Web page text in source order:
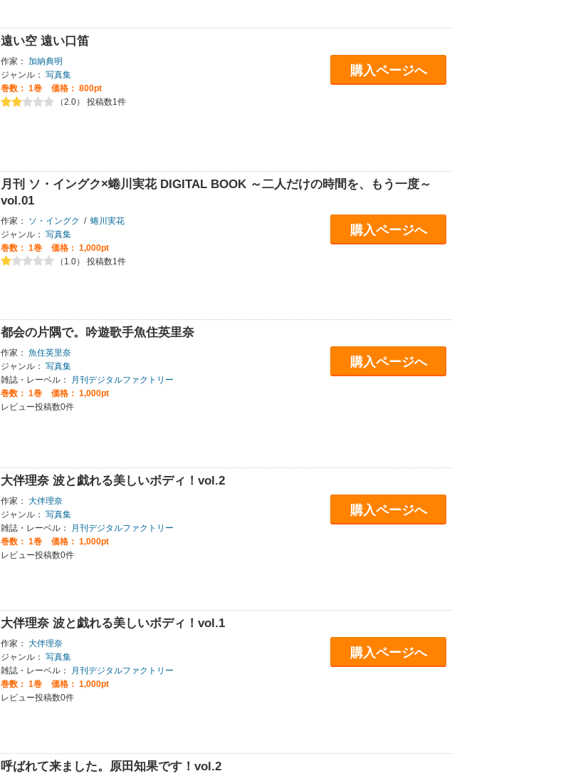
遠い空 遠い口笛
作家： 加納典明
ジャンル： 写真集
巻数： 1巻
価格： 800pt
（2.0） 投稿数1件
購入ページへ
月刊 ソ・イングク×蜷川実花 DIGITAL BOOK ～二人だけの時間を、もう一度～
vol.01
作家： ソ・イングク / 蜷川実花
ジャンル： 写真集
巻数： 1巻
価格： 1,000pt
（1.0） 投稿数1件
購入ページへ
都会の片隅で。吟遊歌手魚住英里奈
作家： 魚住英里奈
ジャンル： 写真集
雑誌・レーベル：
月刊デジタルファクトリー
巻数： 1巻
価格： 1,000pt
レビュー投稿数0件
購入ページへ
大伴理奈 波と戯れる美しいボディ！vol.2
作家： 大伴理奈
ジャンル： 写真集
雑誌・レーベル：
月刊デジタルファクトリー
巻数： 1巻
価格： 1,000pt
レビュー投稿数0件
購入ページへ
大伴理奈 波と戯れる美しいボディ！vol.1
作家： 大伴理奈
ジャンル： 写真集
雑誌・レーベル：
月刊デジタルファクトリー
巻数： 1巻
価格： 1,000pt
レビュー投稿数0件
購入ページへ
呼ばれて来ました。原田知果です！vol.2